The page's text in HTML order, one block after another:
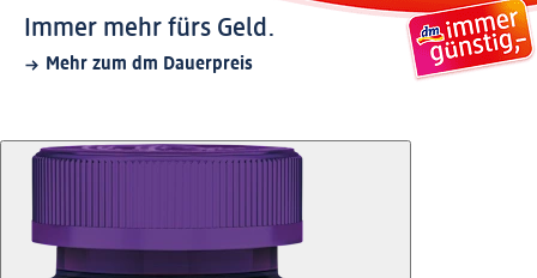
Immer mehr fürs Geld.
Mehr zum dm Dauerpreis